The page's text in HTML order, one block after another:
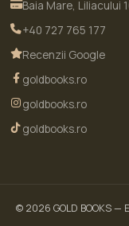
Baia Mare, Liliacului
+40 727 765 177
Recenzii Google
goldbooks.ro
goldbooks.ro
goldbooks.ro
© 2026 GOLD BOOKS—